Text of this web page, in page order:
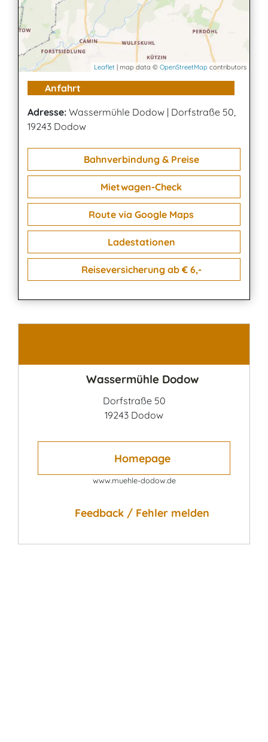
Leaflet | map data © OpenStreetMap contributors
Anfahrt
Adresse: Wassermühle Dodow | Dorfstraße 50,
19243 Dodow
Bahnverbindung & Preise
Mietwagen-Check
Route via Google Maps
Ladestationen
Reiseversicherung ab € 6,-
Wassermühle Dodow
Dorfstraße 50
19243 Dodow
Homepage
www.muehle-dodow.de
Feedback / Fehler melden